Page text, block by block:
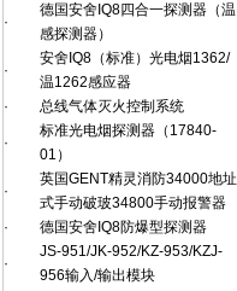
·
德国安舍IQ8四合一探测器（温
感探测器）
·
安舍IQ8（标准）光电烟1362/
温1262感应器
·
总线气体灭火控制系统
·
标准光电烟探测器（17840-
01）
·
英国GENT精灵消防34000地址
式手动破玻34800手动报警器
·
德国安舍IQ8防爆型探测器
·
JS-951/JK-952/KZ-953/KZJ-
956输入/输出模块